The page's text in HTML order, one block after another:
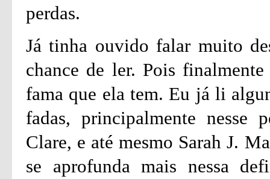
perdas.
Já tinha ouvido falar muito
chance de ler. Pois
fama que ela tem. Eu já li
fadas, principalmente nesse
Clare, e até mesmo Sarah J.
se aprofunda mais nessa